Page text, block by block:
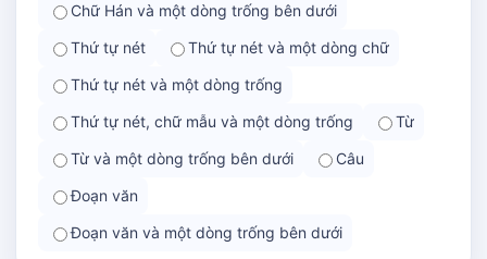
Chữ Hán và một dòng trống bên dưới
Thứ tự nét
Thứ tự nét và một dòng chữ
Thứ tự nét và một dòng trống
Thứ tự nét, chữ mẫu và một dòng trống
Từ
Từ và một dòng trống bên dưới
Câu
Đoạn văn
Đoạn văn và một dòng trống bên dưới